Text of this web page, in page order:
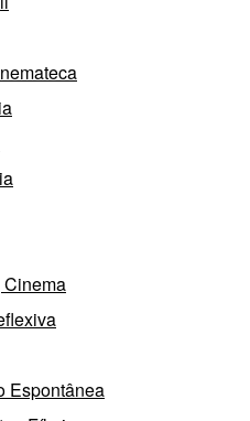
Espontânea